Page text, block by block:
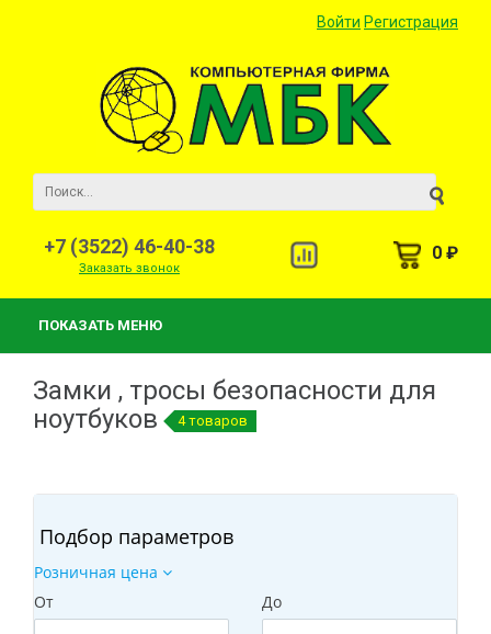
Войти Регистрация
+7 (3522) 46-40-38
Заказать звонок
0 ₽
ПОКАЗАТЬ МЕНЮ
Замки , тросы безопасности для
ноутбуков
4 товаров
Подбор параметров
Розничная цена
От
До